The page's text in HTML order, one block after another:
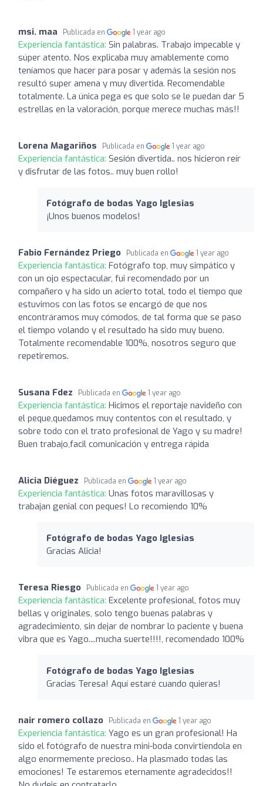
msi. maa Publicada en 1 year ago
Experiencia fantástica: Sin palabras. Trabajo impecable y
súper atento. Nos explicaba muy amablemente como
teníamos que hacer para posar y además la sesión nos
resultó super amena y muy divertida. Recomendable
totalmente. La única pega es que solo se le puedan dar 5
estrellas en la valoración, porque merece muchas más!!
Lorena Magariños Publicada en 1 year ago
Experiencia fantástica: Sesión divertida.. nos hicieron reír
y disfrutar de las fotos.. muy buen rollo!
Fotógrafo de bodas Yago Iglesias
¡Unos buenos modelos!
Fabio Fernández Priego Publicada en 1 year ago
Experiencia fantástica: Fotógrafo top, muy simpático y
con un ojo espectacular, fui recomendado por un
compañero y ha sido un acierto total, todo el tiempo que
estuvimos con las fotos se encargó de que nos
encontráramos muy cómodos, de tal forma que se paso
el tiempo volando y el resultado ha sido muy bueno.
Totalmente recomendable 100%, nosotros seguro que
repetiremos.
Susana Fdez Publicada en 1 year ago
Experiencia fantástica: Hicimos el reportaje navideño con
el peque,quedamos muy contentos con el resultado, y
sobre todo con el trato profesional de Yago y su madre!
Buen trabajo,facil comunicación y entrega rápida
Alicia Diéguez Publicada en 1 year ago
Experiencia fantástica: Unas fotos maravillosas y
trabajan genial con peques! Lo recomiendo 10%
Fotógrafo de bodas Yago Iglesias
Gracias Alicia!
Teresa Riesgo Publicada en 1 year ago
Experiencia fantástica: Excelente profesional, fotos muy
bellas y originales, solo tengo buenas palabras y
agradecimiento, sin dejar de nombrar lo paciente y buena
vibra que es Yago....mucha suerte!!!!, recomendado 100%
Fotógrafo de bodas Yago Iglesias
Gracias Teresa! Aquí estaré cuando quieras!
nair romero collazo Publicada en 1 year ago
Experiencia fantástica: Yago es un gran profesional! Ha
sido el fotógrafo de nuestra mini-boda convirtiendola en
algo enormemente precioso.. Ha plasmado todas las
emociones! Te estaremos eternamente agradecidos!!